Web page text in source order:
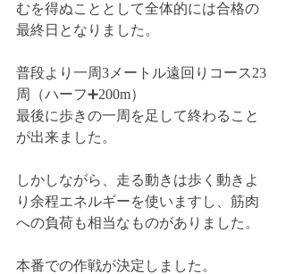
むを得ぬこととして全体的には合格の
最終日となりました。
普段より一周3メートル遠回りコース23
周（ハーフ➕200m）
最後に歩きの一周を足して終わること
が出来ました。
しかしながら、走る動きは歩く動きよ
り余程エネルギーを使いますし、筋肉
への負荷も相当なものがありました。
本番での作戦が決定しました。